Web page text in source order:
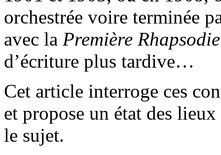
orchestrée voire terminée
avec la Première Rhapsodie
d’écriture plus tardive…
Cet article interroge ces
et propose un état des lieux
le sujet.